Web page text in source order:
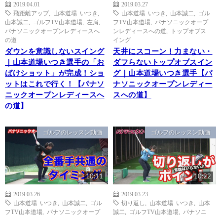
2019.04.01
飛距離アップ, 山本道場 いつき
山本誠二
ゴルフTV山本道場 左肩
パナソニックオープンレディースへ
の道
ダウンを意識しないスイング
｜山本道場いつき選手の「お
ばけショット」が完成！ショ
ットはこれで行く！【パナソ
ニックオープンレディースへ
の道】
2019.03.27
山本道場 いつき
山本誠二
ゴル
フTV山本道場
パナソニックオープ
ンレディースへの道
トップオブス
イング
天井にスコーン！力まない・
ダフらないトップオブスイン
グ｜山本道場いつき選手【パ
ナソニックオープンレディー
スへの道】
ゴルフのレッスン動画
10:11
2019.03.26
山本道場 いつき
山本誠二
ゴル
フTV山本道場
パナソニックオープ
ゴルフのレッスン動画
10:22
2019.03.23
切り返し
山本道場 いつき
山本
誠二
ゴルフTV山本道場
パナソニ